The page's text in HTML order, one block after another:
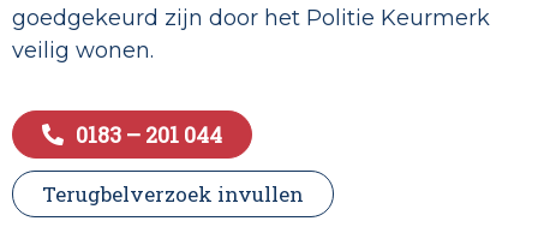
goedgekeurd zijn door het Politie Keurmerk
veilig wonen.
0183 – 201 044
Terugbelverzoek invullen